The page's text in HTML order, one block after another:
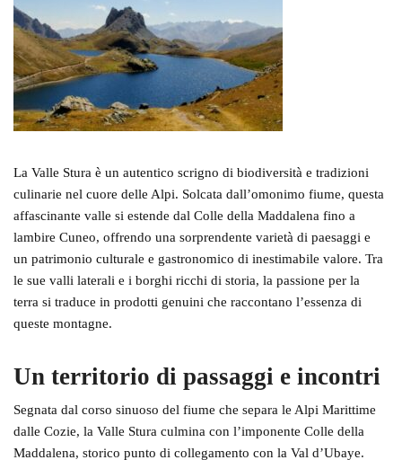
LaValle Stura è un autentico scrigno di biodiversità e tradizioni
culinarie nel cuore delle Alpi. Solcata dall’omonimo fiume, questa
affascinante valle si estende dal Colle della Maddalena fino a
lambire Cuneo, offrendo una sorprendentevarietà di paesaggi e
unpatrimonio culturale e gastronomico di inestimabile valore. Tra
le sue valli laterali e i borghi ricchi di storia, la passione per la
terra si traduce in prodotti genuini che raccontano l’essenza di
queste montagne.
Un territorio di passaggi e incontri
Segnata dal corso sinuoso del fiume che separa le Alpi Marittime
dalle Cozie, la Valle Stura culmina con l’imponenteColle della
Maddalena, storico punto di collegamento con la Val d’Ubaye.